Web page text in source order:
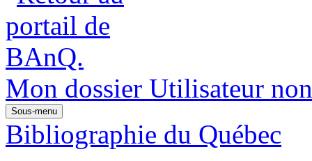
Mon dossier Utilisateur
Sous-menu
Bibliographie du Québec